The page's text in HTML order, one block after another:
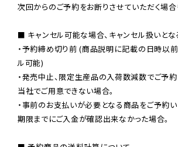
次回からのご予約をお断りさせていただく場合
■ キャンセル可能な場合、キャンセル扱いと
・予約締め切り前 (商品説明に記載の日時以
ル可能)
・発売中止、限定生産品の入荷数減数でご予
当社でご用意できない場合。
・事前のお支払いが必要となる商品をご予約
期限までにご入金が確認出来なかった場合。